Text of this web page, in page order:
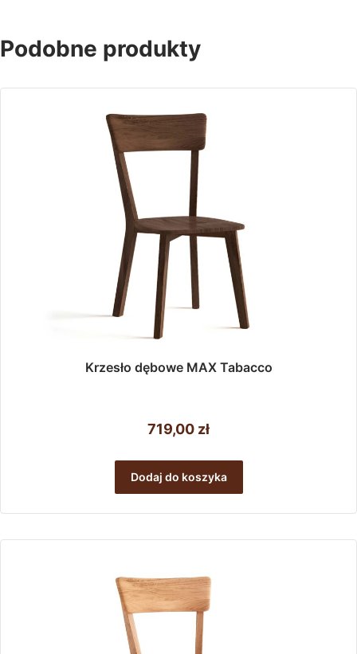
Podobne produkty
Krzesło dębowe MAX Tabacco
719,00 zł
Dodaj do koszyka